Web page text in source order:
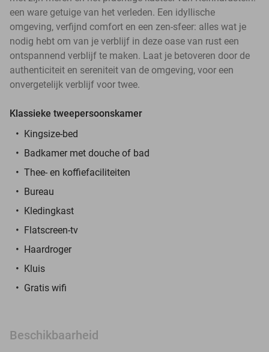
een ware getuige van het verleden. Een idyllische
omgeving, verfijnd comfort en een zen-sfeer: alles wat je
nodig hebt om van je verblijf in deze oase van rust een
ontspannend verblijf te maken. Laat je betoveren door de
authenticiteit en sereniteit van de omgeving, voor een
onvergetelijk verblijf voor twee.
Klassieke tweepersoonskamer
Kingsize-bed
Badkamer met douche of bad
Thee- en koffiefaciliteiten
Bureau
Kledingkast
Flatscreen-tv
Haardroger
Kluis
Gratis wifi
Beschikbaarheid